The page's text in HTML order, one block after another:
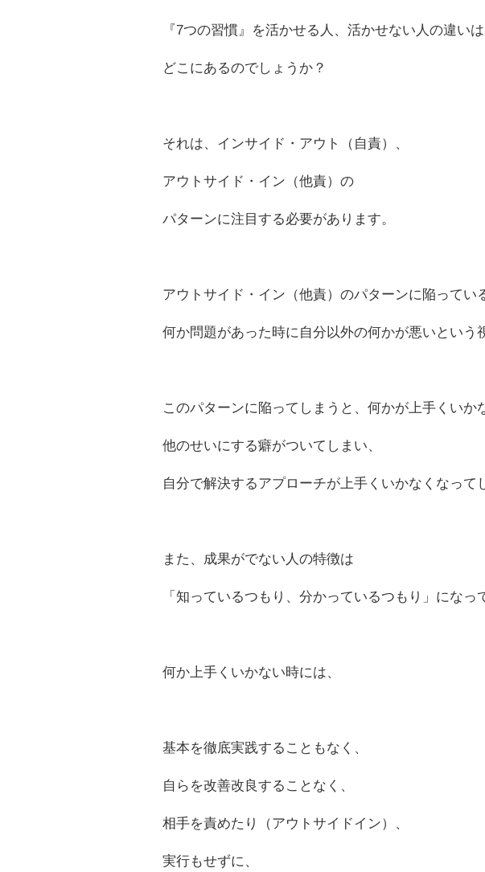
『7つの習慣』を活かせる人、活かせない人の違いは
どこにあるのでしょうか？
それは、インサイド・アウト（自責）、
アウトサイド・イン（他責）の
パターンに注目する必要があります。
アウトサイド・イン（他責）のパターンに陥ってい
何か問題があった時に自分以外の何かが悪いという
このパターンに陥ってしまうと、何かが上手くいか
他のせいにする癖がついてしまい、
自分で解決するアプローチが上手くいかなくなって
また、成果がでない人の特徴は
「知っているつもり、分かっているつもり」になっ
何か上手くいかない時には、
基本を徹底実践することもなく、
自らを改善改良することなく、
相手を責めたり（アウトサイドイン）、
実行もせずに、